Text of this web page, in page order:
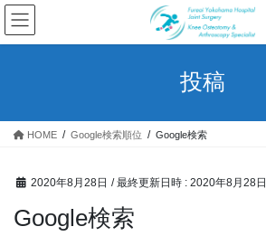
コ
ン
テ
ス
ナ
ビ
ゲ
ン
投稿
HOME Google検索順位 Google検索
2020年8月28日 / 最終更新日時 : 2020年8月28日
Google検索